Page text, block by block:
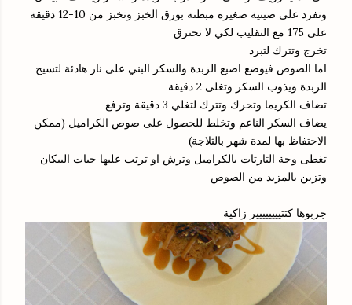
وتفرد على صينية صغيرة مبطنة بورق الخبز وتخبز من 10-12 دقيقة
على 175 مع التقليب لكي لا تحترق
تخرج وتترك لتبرد
اما الصوص فيوضع اصبع الزبدة والسكر البني على نار هادئة لتسيح
الزبدة ويذوب السكر وتغلى 2 دقيقة
تضاف الكريما وتحرك وتترك لتغلي 3 دقيقة وترفع
يضاف السكر الناعم وتخلط للحصول على صوص الكراميل (ممكن
الاحتفاظ بها لمدة شهر بالثلاجة)
تغطى وجة التارتات بالكراميل وترش او ترتب عليها حبات البيكان
وتزين بالمزيد من الصوص
جربوها كتتيييييييير زاكية